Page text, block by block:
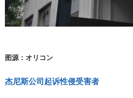
图源：オリコン
杰尼斯公司起诉性侵受害者